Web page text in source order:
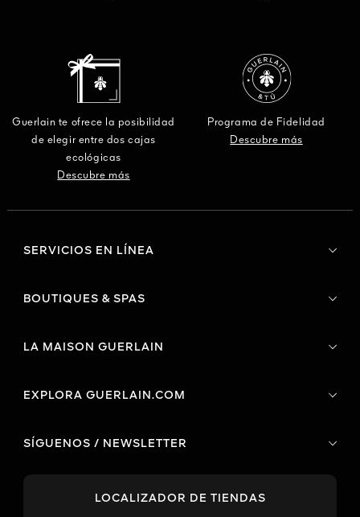
Guerlain te ofrece la posibilidad
de elegir entre dos cajas
ecológicas
Descubre más
Programa de Fidelidad
Descubre más
SERVICIOS EN LÍNEA
BOUTIQUES & SPAS
LA MAISON GUERLAIN
EXPLORA GUERLAIN.COM
SÍGUENOS / NEWSLETTER
LOCALIZADOR DE TIENDAS